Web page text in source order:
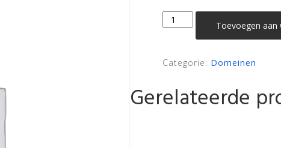
Domeinnaam
.love
Toevoegen aan
Categorie: Domeinen
Gerelateerde